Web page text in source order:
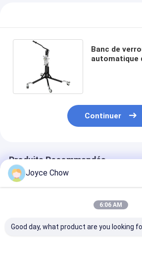
Banc de
automatique
Continuer
Produits Recommandés
Joyce Chow
6:06 AM
Good day, what product are you looking